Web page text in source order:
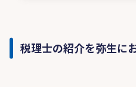
税理士の紹介を弥生に